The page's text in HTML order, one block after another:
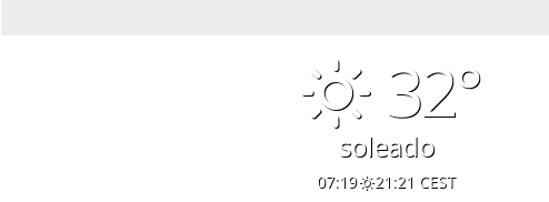
32°
soleado
07:19 21:21 CEST